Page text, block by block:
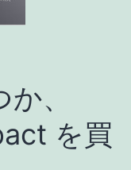
、
を買